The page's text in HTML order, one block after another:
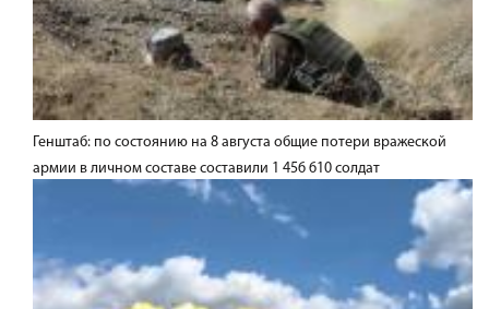
Генштаб: по состоянию на 8 августа общие потери вражеской
армии в личном составе составили 1 456 610 солдат